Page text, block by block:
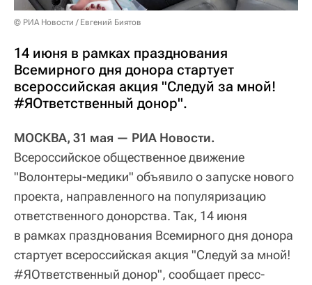
© РИА Новости / Евгений Биятов
14 июня в рамках празднования
Всемирного дня донора стартует
всероссийская акция "Следуй за мной!
#ЯОтветственный донор".
МОСКВА, 31 мая — РИА Новости.
Всероссийское общественное движение
"Волонтеры-медики" объявило о запуске нового
проекта, направленного на популяризацию
ответственного донорства. Так, 14 июня
в рамках празднования Всемирного дня донора
стартует всероссийская акция "Следуй за мной!
#ЯОтветственный донор", сообщает пресс-